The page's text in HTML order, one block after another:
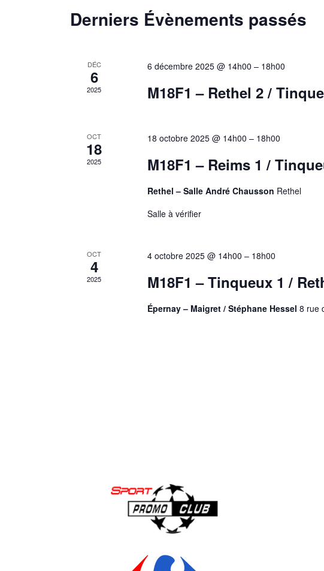
vues
Évènements
Derniers Évènements passés
DÉC
6
2025
6 décembre 2025 @ 14h00 – 18h00
M18F1 – Rethel 2 /
OCT
18
2025
18 octobre 2025 @ 14h00 – 18h00
M18F1 – Reims 1 /
Rethel – Salle André Chausson Rethel
Salle à vérifier
OCT
4
2025
4 octobre 2025 @ 14h00 – 18h00
M18F1 – Tinqueux 1 /
Épernay – Maigret / Stéphane Hessel 8 rue